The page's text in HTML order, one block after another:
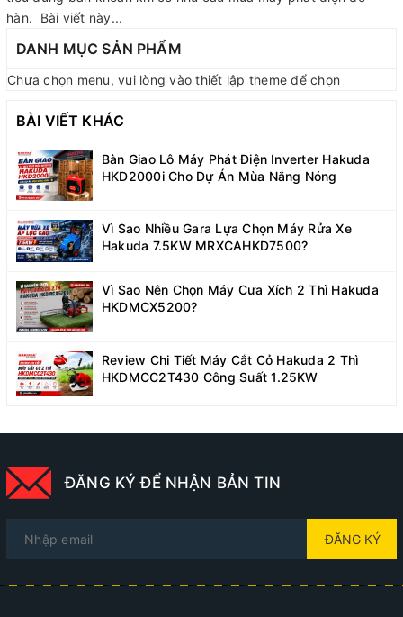
hàn. Bài viết này...
DANH MỤC SẢN PHẨM
Chưa chọn menu, vui lòng vào thiết lập theme để chọn
BÀI VIẾT KHÁC
Bàn Giao Lô Máy Phát Điện Inverter Hakuda
HKD2000i Cho Dự Án Mùa Nắng Nóng
Vì Sao Nhiều Gara Lựa Chọn Máy Rửa Xe
Hakuda 7.5KW MRXCAHKD7500?
Vì Sao Nên Chọn Máy Cưa Xích 2 Thì Hakuda
HKDMCX5200?
Review Chi Tiết Máy Cắt Cỏ Hakuda 2 Thì
HKDMCC2T430 Công Suất 1.25KW
ĐĂNG KÝ ĐỂ NHẬN BẢN TIN
ĐĂNG KÝ